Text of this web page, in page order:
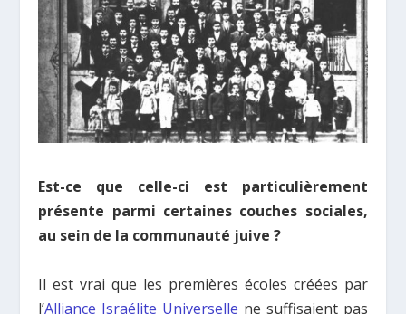
Est-ce que celle-ci est particulièrement
présente parmi certaines couches sociales,
au sein de la communauté juive ?
Il est vrai que les premières écoles créées par
l’Alliance Israélite Universelle ne suffisaient pas